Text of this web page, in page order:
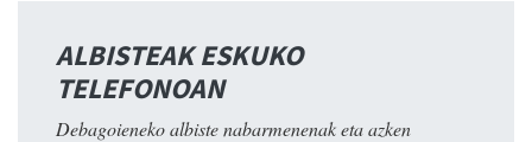
ALBISTEAK ESKUKO
TELEFONOAN
Debagoieneko albiste nabarmenenak eta azken